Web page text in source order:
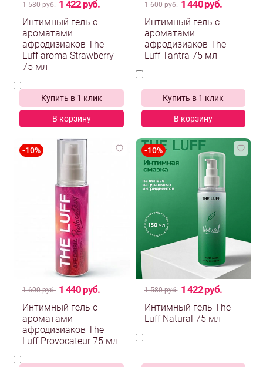
1 422 руб.
1 580 руб.
Купить в 1 клик
В корзину
1 440 руб.
1 600 руб.
Купить в 1 клик
В корзину
1 440 руб.
1 600 руб. 1 422 руб.
1 580 руб.